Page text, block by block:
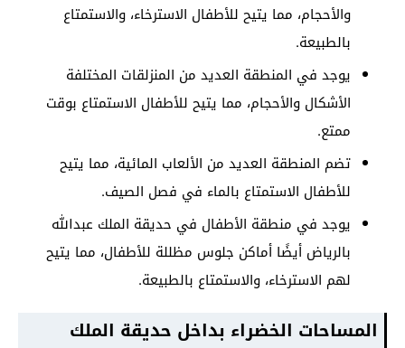
والأحجام، مما يتيح للأطفال الاسترخاء، والاستمتاع
بالطبيعة.
يوجد في المنطقة العديد من المنزلقات المختلفة
الأشكال والأحجام، مما يتيح للأطفال الاستمتاع بوقت
ممتع.
تضم المنطقة العديد من الألعاب المائية، مما يتيح
للأطفال الاستمتاع بالماء في فصل الصيف.
يوجد في منطقة الأطفال في حديقة الملك عبدالله
بالرياض أيضًا أماكن جلوس مظللة للأطفال، مما يتيح
لهم الاسترخاء، والاستمتاع بالطبيعة.
المساحات الخضراء بداخل حديقة الملك